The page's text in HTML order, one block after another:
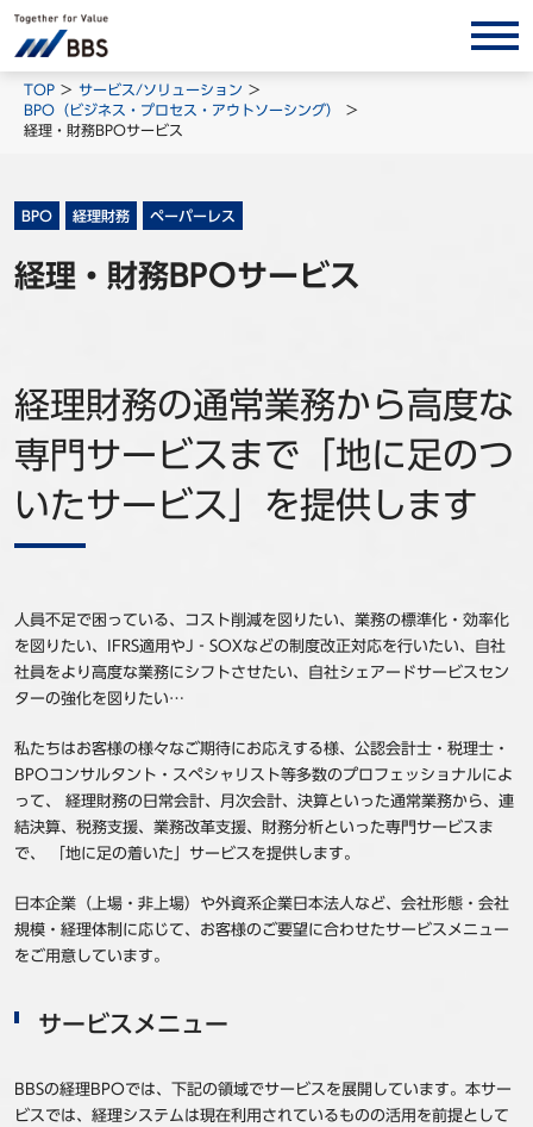
BBSグループネットワーク サステナビリティ 企業情報
株主・投資家情報 採用情報
サービス/ソリューション
経営会計コンサルティング
インサイト
調査レポート
対談/鼎談
BBS Group News
出版書籍
セミナ−
ニュース
お問い合わせ
TOP
サービス/ソリューション
BPO（ビジネス・プロセス・アウトソーシング）
経理・財務BPOサービス
BPO 経理財務 ペーパーレス
経理・財務BPOサービス
経理財務の通常業務から高度な
専門サービスまで「地に足のつ
いたサービス」を提供します
人員不足で困っている、コスト削減を図りたい、業務の標準化・効率化
を図りたい、IFRS適用やJ‐SOXなどの制度改正対応を行いたい、自社
社員をより高度な業務にシフトさせたい、自社シェアードサービスセン
ターの強化を図りたい…
私たちはお客様の様々なご期待にお応えする様、公認会計士・税理士・
BPOコンサルタント・スペシャリスト等多数のプロフェッショナルによ
って、 経理財務の日常会計、月次会計、決算といった通常業務から、連
結決算、税務支援、業務改革支援、財務分析といった専門サービスま
で、 「地に足の着いた」サービスを提供します。
日本企業（上場・非上場）や外資系企業日本法人など、会社形態・会社
規模・経理体制に応じて、お客様のご要望に合わせたサービスメニュー
をご用意しています。
サービスメニュー
BBSの経理BPOでは、下記の領域でサービスを展開しています。本サー
ビスでは、経理システムは現在利用されているものの活用を前提として